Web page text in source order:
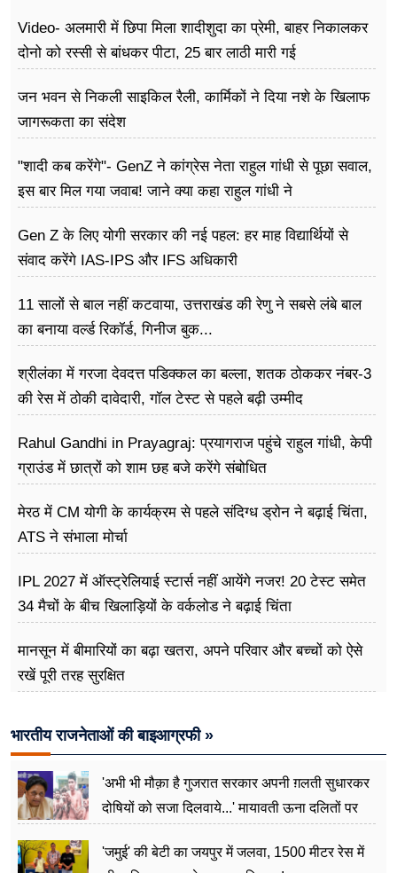
Video- अलमारी में छिपा मिला शादीशुदा का प्रेमी, बाहर निकालकर
दोनो को रस्सी से बांधकर पीटा, 25 बार लाठी मारी गई
जन भवन से निकली साइकिल रैली, कार्मिकों ने दिया नशे के खिलाफ
जागरूकता का संदेश
"शादी कब करेंगे"- GenZ ने कांग्रेस नेता राहुल गांधी से पूछा सवाल,
इस बार मिल गया जवाब! जाने क्या कहा राहुल गांधी ने
Gen Z के लिए योगी सरकार की नई पहल: हर माह विद्यार्थियों से
संवाद करेंगे IAS-IPS और IFS अधिकारी
11 सालों से बाल नहीं कटवाया, उत्तराखंड की रेणु ने सबसे लंबे बाल
का बनाया वर्ल्ड रिकॉर्ड, गिनीज बुक...
श्रीलंका में गरजा देवदत्त पडिक्कल का बल्ला, शतक ठोककर नंबर-3
की रेस में ठोकी दावेदारी, गॉल टेस्ट से पहले बढ़ी उम्मीद
Rahul Gandhi in Prayagraj: प्रयागराज पहुंचे राहुल गांधी, केपी
ग्राउंड में छात्रों को शाम छह बजे करेंगे संबोधित
मेरठ में CM योगी के कार्यक्रम से पहले संदिग्ध ड्रोन ने बढ़ाई चिंता,
ATS ने संभाला मोर्चा
IPL 2027 में ऑस्ट्रेलियाई स्टार्स नहीं आयेंगे नजर! 20 टेस्ट समेत
34 मैचों के बीच खिलाड़ियों के वर्कलोड ने बढ़ाई चिंता
मानसून में बीमारियों का बढ़ा खतरा, अपने परिवार और बच्चों को ऐसे
रखें पूरी तरह सुरक्षित
भारतीय राजनेताओं की बाइआग्रफी »
'अभी भी मौक़ा है गुजरात सरकार अपनी ग़लती सुधारकर
दोषियों को सजा दिलवाये...' मायावती ऊना दलितों पर
'जमुई' की बेटी का जयपुर में जलवा, 1500 मीटर रेस में